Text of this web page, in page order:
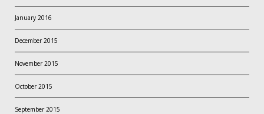
January 2016
December 2015
November 2015
October 2015
September 2015